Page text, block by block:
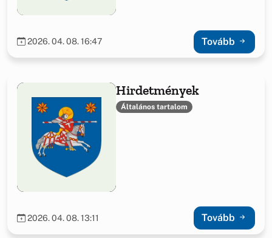
2026. 04. 08. 16:47 Tovább
Hirdetmények
Általános tartalom
2026. 04. 08. 13:11 Tovább